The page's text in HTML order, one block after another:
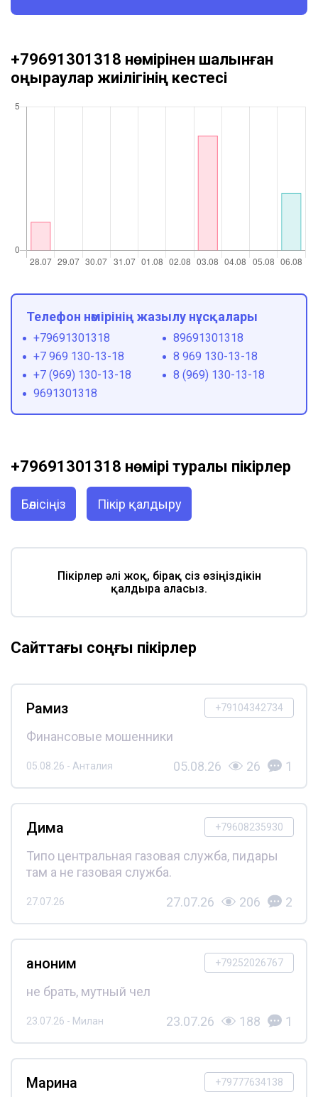
+79691301318 нөмірінен шалынған
қоңыраулар жиілігінің кестесі
Телефон нөмірінің жазылу нұсқалары
+79691301318
89691301318
+7 969 130-13-18
8 969 130-13-18
+7 (969) 130-13-18
8 (969) 130-13-18
9691301318
+79691301318 нөмірі туралы пікірлер
Бөлісіңіз Пікір қалдыру
Пікірлер әлі жоқ, бірақ сіз өзіңіздікін
қалдыра аласыз.
Сайттағы соңғы пікірлер
+79104342734
Рамиз
Финансовые мошенники
05.08.26 - Анталия 05.08.26 26 1
+79608235930
Дима
Типо центральная газовая служба, пидары
там а не газовая служба.
27.07.26 27.07.26 206 2
+79252026767
аноним
не брать, мутный чел
23.07.26 - Милан 23.07.26 188 1
+79777634138
Марина